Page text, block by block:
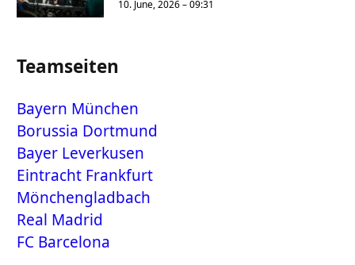
10. June, 2026 – 09:31
Teamseiten
Bayern München
Borussia Dortmund
Bayer Leverkusen
Eintracht Frankfurt
Mönchengladbach
Real Madrid
FC Barcelona